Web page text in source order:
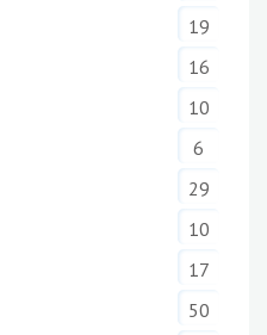
19
16
10
6
29
10
17
50